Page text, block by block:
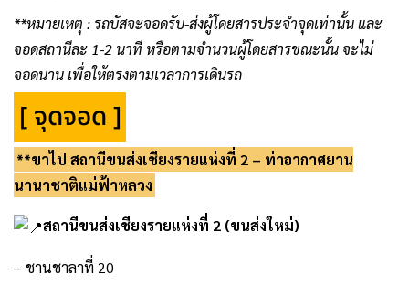
**หมายเหตุ : รถบัสจะจอดรับ-ส่งผู้โดยสารประจำจุดเท่านั้น และ
จอดสถานีละ 1-2 นาที หรือตามจำนวนผู้โดยสารขณะนั้น จะไม่
จอดนาน เพื่อให้ตรงตามเวลาการเดินรถ
[ จุดจอด ]
**ขาไป สถานีขนส่งเชียงรายแห่งที่ 2 – ท่าอากาศยาน
นานาชาติแม่ฟ้าหลวง
สถานีขนส่งเชียงรายแห่งที่ 2 (ขนส่งใหม่)
– ชานชาลาที่ 20